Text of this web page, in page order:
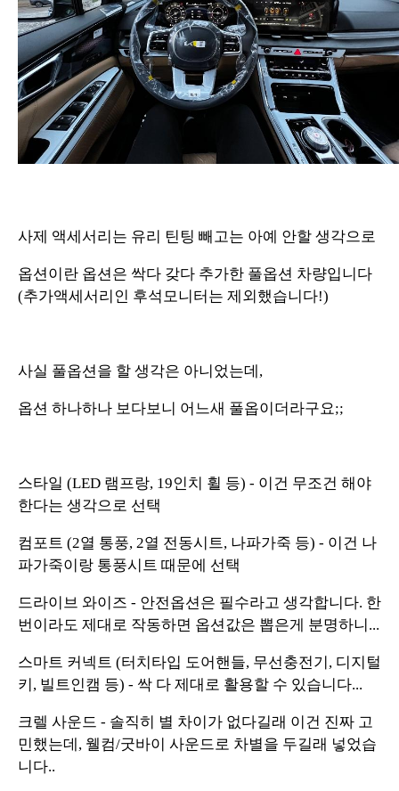
사제 액세서리는 유리 틴팅 빼고는 아예 안할 생각으로
옵션이란 옵션은 싹다 갖다 추가한 풀옵션 차량입니다
(추가액세서리인 후석모니터는 제외했습니다!)
사실 풀옵션을 할 생각은 아니었는데,
옵션 하나하나 보다보니 어느새 풀옵이더라구요;;
스타일 (LED 램프랑, 19인치 휠 등) - 이건 무조건 해야
한다는 생각으로 선택
컴포트 (2열 통풍, 2열 전동시트, 나파가죽 등) - 이건 나
파가죽이랑 통풍시트 때문에 선택
드라이브 와이즈 - 안전옵션은 필수라고 생각합니다. 한
번이라도 제대로 작동하면 옵션값은 뽑은게 분명하니...
스마트 커넥트 (터치타입 도어핸들, 무선충전기, 디지털
키, 빌트인캠 등) - 싹 다 제대로 활용할 수 있습니다...
크렐 사운드 - 솔직히 별 차이가 없다길래 이건 진짜 고
민했는데, 웰컴/굿바이 사운드로 차별을 두길래 넣었습
니다..